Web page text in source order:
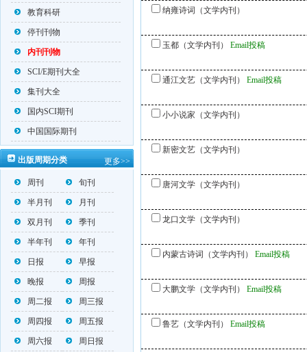
教育科研
停刊刊物
内刊刊物
SCI/E期刊大全
集刊大全
国内SCI期刊
中国国际期刊
出版周期分类 更多>>
周刊 旬刊
半月刊 月刊
双月刊 季刊
半年刊 年刊
日报 早报
晚报 周报
周二报 周三报
周四报 周五报
周六报 周日报
纳雍诗词（文学内刊）
玉都（文学内刊） Email投稿
通江文艺（文学内刊） Email投稿
小小说家（文学内刊）
新密文艺（文学内刊）
唐河文学（文学内刊）
龙口文学（文学内刊）
内蒙古诗词（文学内刊） Email投稿
大鹏文学（文学内刊） Email投稿
鲁艺（文学内刊） Email投稿